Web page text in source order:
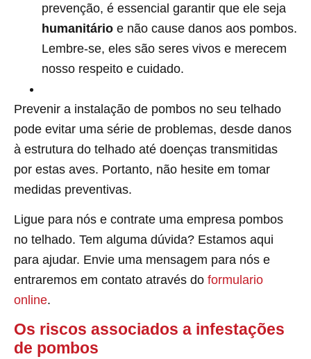
prevenção, é essencial garantir que ele seja
humanitário e não cause danos aos pombos.
Lembre-se, eles são seres vivos e merecem
nosso respeito e cuidado.
Prevenir a instalação de pombos no seu telhado
pode evitar uma série de problemas, desde danos
à estrutura do telhado até doenças transmitidas
por estas aves. Portanto, não hesite em tomar
medidas preventivas.
Ligue para nós e contrate uma empresa pombos
no telhado. Tem alguma dúvida? Estamos aqui
para ajudar. Envie uma mensagem para nós e
entraremos em contato através do formulario
online.
Os riscos associados a infestações
de pombos